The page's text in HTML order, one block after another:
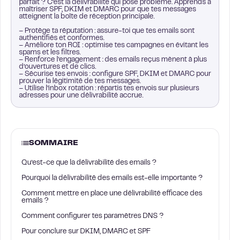
parfait ? C’est la délivrabilité qui pose problème. Apprends à
maîtriser SPF, DKIM et DMARC pour que tes messages
atteignent la boîte de réception principale.
– Protège ta réputation : assure-toi que tes emails sont
authentifiés et conformes.
– Améliore ton ROI : optimise tes campagnes en évitant les
spams et les filtres.
– Renforce l’engagement : des emails reçus mènent à plus
d’ouvertures et de clics.
– Sécurise tes envois : configure SPF, DKIM et DMARC pour
prouver la légitimité de tes messages.
– Utilise l’inbox rotation : répartis tes envois sur plusieurs
adresses pour une délivrabilité accrue.
SOMMAIRE
Qu’est-ce que la délivrabilité des emails ?
Pourquoi la délivrabilité des emails est-elle importante ?
Comment mettre en place une délivrabilité efficace des
emails ?
Comment configurer tes paramètres DNS ?
Pour conclure sur DKIM, DMARC et SPF